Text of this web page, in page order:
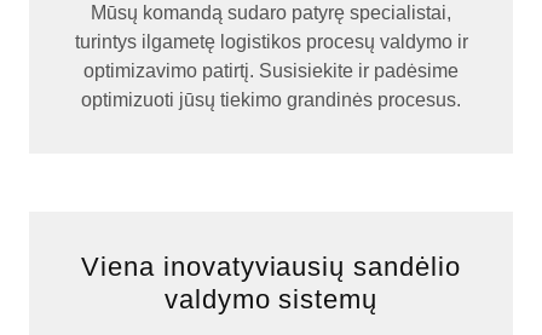
Mūsų komandą sudaro patyrę specialistai,
turintys ilgametę logistikos procesų valdymo ir
optimizavimo patirtį. Susisiekite ir padėsime
optimizuoti jūsų tiekimo grandinės procesus.
Viena inovatyviausių sandėlio
valdymo sistemų